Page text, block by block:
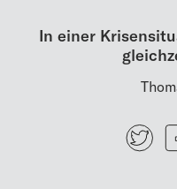
In einer